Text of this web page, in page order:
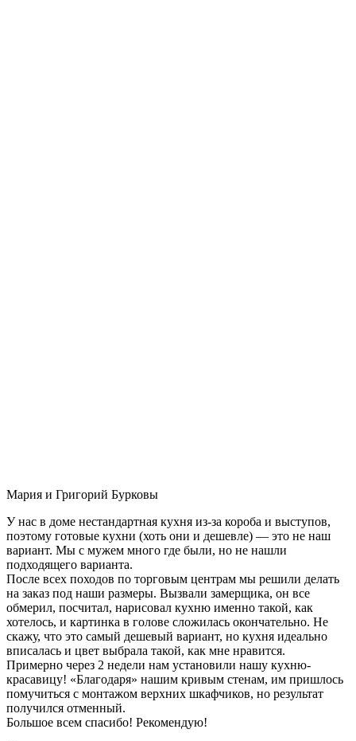
Мария и Григорий Бурковы
У нас в доме нестандартная кухня из-за короба и выступов,
поэтому готовые кухни (хоть они и дешевле) — это не наш
вариант. Мы с мужем много где были, но не нашли
подходящего варианта.
После всех походов по торговым центрам мы решили делать
на заказ под наши размеры. Вызвали замерщика, он все
обмерил, посчитал, нарисовал кухню именно такой, как
хотелось, и картинка в голове сложилась окончательно. Не
скажу, что это самый дешевый вариант, но кухня идеально
вписалась и цвет выбрала такой, как мне нравится.
Примерно через 2 недели нам установили нашу кухню-
красавицу! «Благодаря» нашим кривым стенам, им пришлось
помучиться с монтажом верхних шкафчиков, но результат
получился отменный.
Большое всем спасибо! Рекомендую!